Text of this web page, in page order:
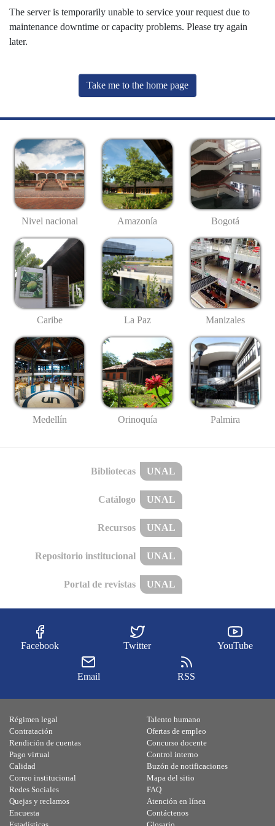
The server is temporarily unable to service your request due to
maintenance downtime or capacity problems. Please try again
later.
Take me to the home page
Nivel nacional Amazonía Bogotá
Caribe La Paz Manizales
Medellín Orinoquía Palmira
Bibliotecas UNAL
Catálogo UNAL
Recursos UNAL
Repositorio institucional UNAL
Portal de revistas UNAL
Facebook Twitter YouTube
Email RSS
Régimen legal
Contratación
Rendición de cuentas
Pago virtual
Calidad
Talento humano
Ofertas de empleo
Concurso docente
Control interno
Buzón de notificaciones
Correo institucional
Redes Sociales
Quejas y reclamos
Encuesta
Mapa del sitio
FAQ
Atención en línea
Contáctenos